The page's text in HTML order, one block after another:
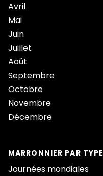
Avril
Mai
Juin
Juillet
Août
Septembre
Octobre
Novembre
Décembre
MARRONNIER PAR TYPE
Journées mondiales